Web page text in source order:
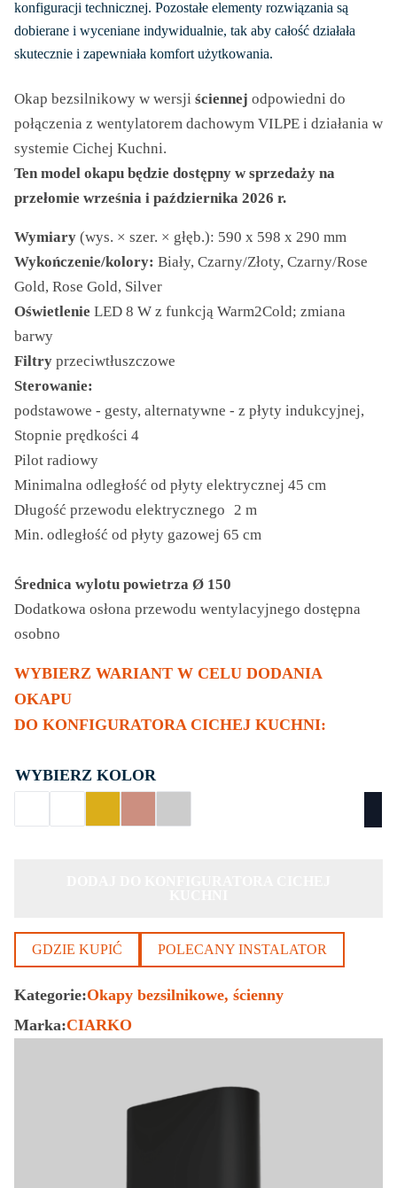
4
490,00 zł
konfiguracji technicznej. Pozostałe elementy rozwiązania są
dobierane i wyceniane indywidualnie, tak aby całość działała
skutecznie i zapewniała komfort użytkowania.
Okap bezsilnikowy w wersji ściennej odpowiedni do
połączenia z wentylatorem dachowym VILPE i działania w
systemie Cichej Kuchni.
Ten model okapu będzie dostępny w sprzedaży na
przełomie września i października 2026 r.
Wymiary (wys. × szer. × głęb.): 590 x 598 x 290 mm
Wykończenie/kolory: Biały, Czarny/Złoty, Czarny/Rose
Gold, Rose Gold, Silver
Oświetlenie LED 8 W z funkcją Warm2Cold; zmiana
barwy
Filtry przeciwtłuszczowe
Sterowanie:
podstawowe - gesty, alternatywne - z płyty indukcyjnej,
Stopnie prędkości 4
Pilot radiowy
Minimalna odległość od płyty elektrycznej 45 cm
Długość przewodu elektrycznego 2 m
Min. odległość od płyty gazowej 65 cm
Średnica wylotu powietrza Ø 150
Dodatkowa osłona przewodu wentylacyjnego dostępna
osobno
WYBIERZ WARIANT W CELU DODANIA
OKAPU
DO KONFIGURATORA CICHEJ KUCHNI:
KOLOR
GDZIE KUPIĆ POLECANY INSTALATOR
Kategorie:Okapy bezsilnikowe ścienny
Marka:CIARKO